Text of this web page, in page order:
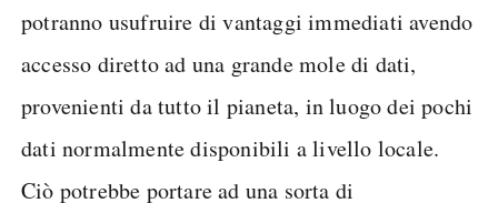
potranno usufruire di vantaggi immediati avendo
accesso diretto ad una grande mole di dati,
provenienti da tutto il pianeta, in luogo dei pochi
dati normalmente disponibili a livello locale.
Ciò potrebbe portare ad una sorta di